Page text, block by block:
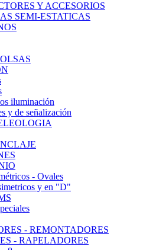
Y ACCESORIOS
SEMI-ESTATICAS
iluminación
y de señalización
- Ovales
y en "D"
- REMONTADORES
- RAPELADORES